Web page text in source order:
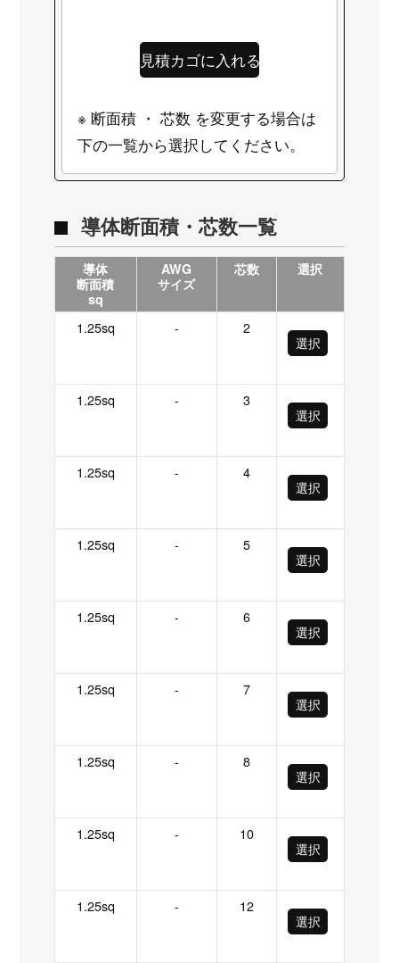
※ 断面積 ・ 芯数 を変更する場合は
下の一覧から選択してください。
導体断面積・芯数一覧
導体
断面積
sq
AWG
サイズ
芯数 選択
1.25sq -
2
選択
1.25sq -
3
選択
1.25sq -
4
選択
1.25sq -
5
選択
1.25sq -
6
選択
1.25sq -
7
選択
1.25sq -
8
選択
1.25sq -
10
選択
1.25sq -
12
選択